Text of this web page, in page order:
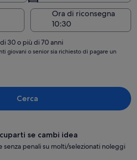
Ora di riconsegna
30 o più di 70 anni
giovani o senior sia richiesto di pagare un
Cerca
se cambi idea
senza penali su molti/selezionati noleggi